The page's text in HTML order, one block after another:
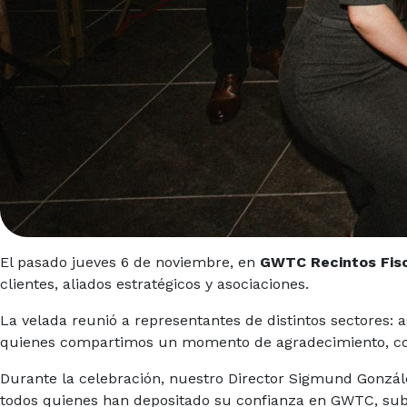
El pasado jueves 6 de noviembre, en GWTC Recintos
clientes, aliados estratégicos y asociaciones.
La velada reunió a representantes de distintos sectores:
quienes compartimos un momento de agradecimiento,
Durante la celebración, nuestro Director Sigmund
todos quienes han depositado su confianza en GWTC,